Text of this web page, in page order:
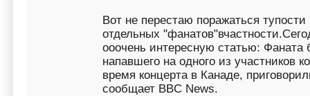
Вот не перестаю поражаться
отдельных
ооочень интересную статью: Фаната
напавшего на одного из участников
время концерта в Канаде,
сообщает BBC News.